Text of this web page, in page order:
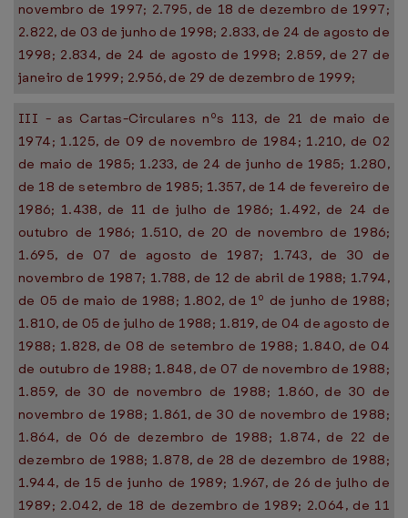
novembro de 1997; 2.795, de 18 de dezembro de 1997;
2.822, de 03 de junho de 1998; 2.833, de 24 de agosto de
1998; 2.834, de 24 de agosto de 1998; 2.859, de 27 de
janeiro de 1999; 2.956, de 29 de dezembro de 1999;
III - as Cartas-Circulares nºs 113, de 21 de maio de
1974; 1.125, de 09 de novembro de 1984; 1.210, de 02
de maio de 1985; 1.233, de 24 de junho de 1985; 1.280,
de 18 de setembro de 1985; 1.357, de 14 de fevereiro de
1986; 1.438, de 11 de julho de 1986; 1.492, de 24 de
outubro de 1986; 1.510, de 20 de novembro de 1986;
1.695, de 07 de agosto de 1987; 1.743, de 30 de
novembro de 1987; 1.788, de 12 de abril de 1988; 1.794,
de 05 de maio de 1988; 1.802, de 1º de junho de 1988;
1.810, de 05 de julho de 1988; 1.819, de 04 de agosto de
1988; 1.828, de 08 de setembro de 1988; 1.840, de 04
de outubro de 1988; 1.848, de 07 de novembro de 1988;
1.859, de 30 de novembro de 1988; 1.860, de 30 de
novembro de 1988; 1.861, de 30 de novembro de 1988;
1.864, de 06 de dezembro de 1988; 1.874, de 22 de
dezembro de 1988; 1.878, de 28 de dezembro de 1988;
1.944, de 15 de junho de 1989; 1.967, de 26 de julho de
1989; 2.042, de 18 de dezembro de 1989; 2.064, de 11